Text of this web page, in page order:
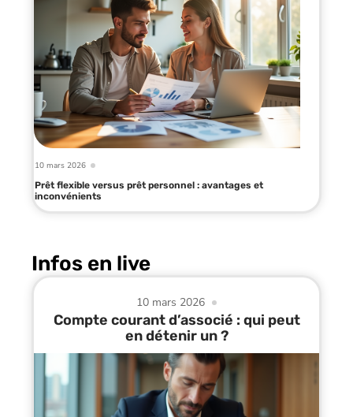
10 mars 2026
Prêt flexible versus prêt personnel : avantages et
inconvénients
Infos en live
10 mars 2026
Compte courant d’associé : qui peut
en détenir un ?